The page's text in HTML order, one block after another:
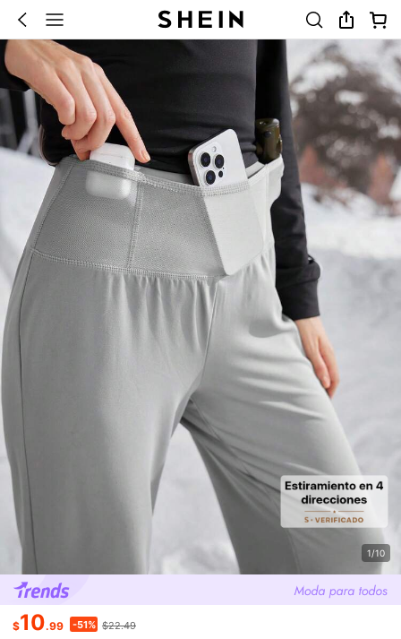
1/10
$10.99 -51% $22.49